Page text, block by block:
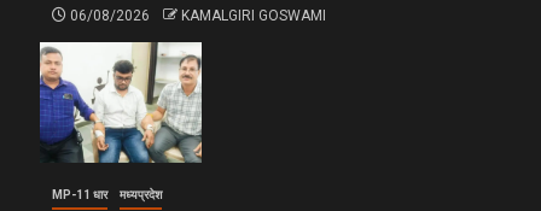
06/08/2026 KAMALGIRI GOSWAMI
MP-11 धार मध्यप्रदेश